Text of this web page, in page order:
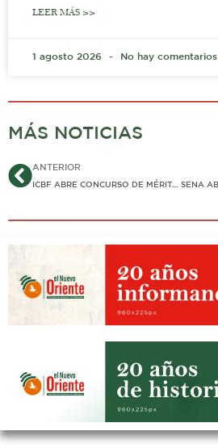
LEER MÁS >>
1 agosto 2026 No hay comentarios
MÁS NOTICIAS
AntANTERIOR